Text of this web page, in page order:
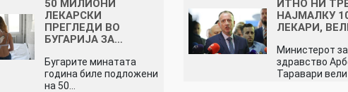
50 МИЛИОНИ
ЛЕКАРСКИ
ПРЕГЛЕДИ ВО
БУГАРИЈА ЗА…
Бугарите минатата
година биле подложени
на 50…
ИТНО НИ
НАЈМАЛКУ
ЛЕКАРИ,
Министерот за
здравство
Таравари вели